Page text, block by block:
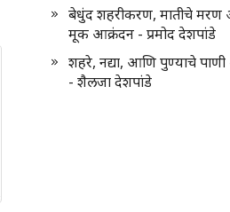
बेधुंद शहरीकरण, मातीचे मरण
मूक आक्रंदन - प्रमोद देशपांडे
शहरे, नद्या, आणि पुण्याचे
- शैलजा देशपांडे